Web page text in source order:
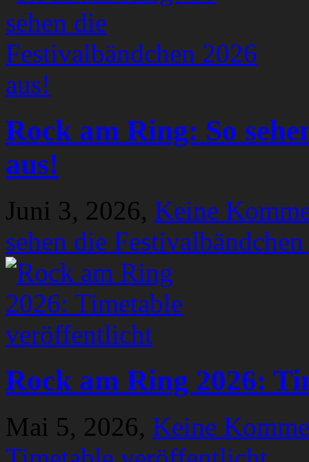
Rock am Ring: So
aus!
Juni 3, 2026, Keine
sehen die
Rock am Ring 2026:
Mai 5, 2026, Keine